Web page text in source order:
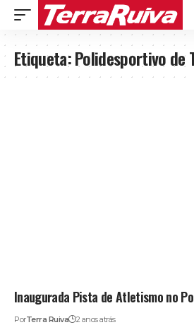
Etiqueta:Polidesportivo de
Inaugurada Pista de Atletismo no
PorTerra Ruiva 2 anos atrás